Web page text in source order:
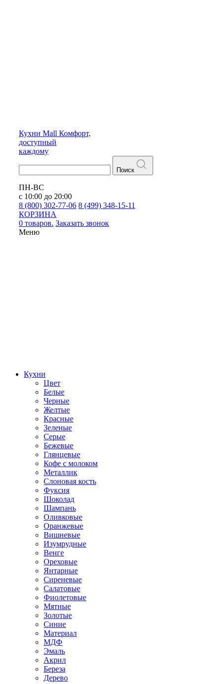
Кухни Mall Комфорт,
доступный
каждому
Поиск
ПН-ВС
с 10:00 до 20:00
8 (800) 302-77-06 8 (499) 348-15-11
КОРЗИНА
0 товаров. Заказать звонок
Меню
Кухни
Цвет
Белые
Черные
Желтые
Красные
Зеленые
Серые
Бежевые
Глянцевые
Кофе с молоком
Металлик
Слоновая кость
Фуксия
Шоколад
Шампань
Оливковые
Оранжевые
Вишневые
Изумрудные
Венге
Ореховые
Янтарные
Сиреневые
Салатовые
Фиолетовые
Мятные
Золотые
Синие
Материал
МДФ
Эмаль
Акрил
Береза
Дерево